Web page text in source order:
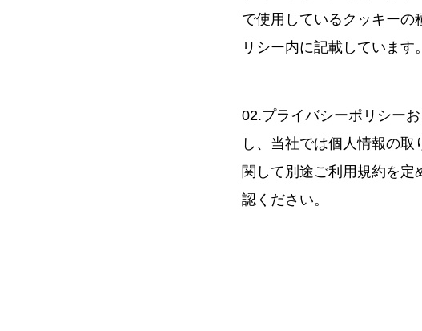
で使用しているクッキーの
リシー内に記載しています。
02.プライバシーポリシー
し、当社では個人情報の
関して別途ご利用規約を
認ください。